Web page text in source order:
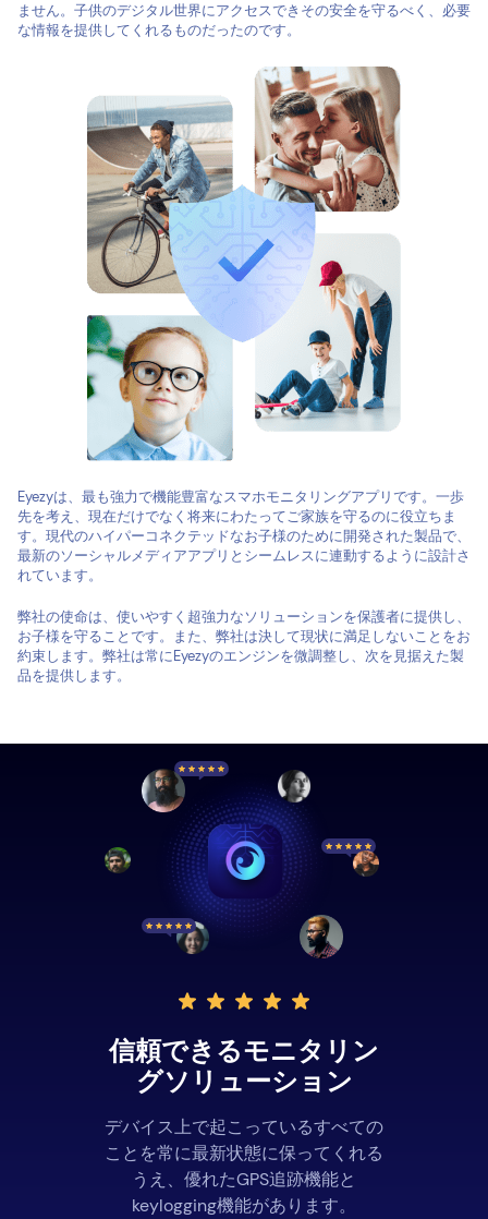
ません。子供のデジタル世界にアクセスできその安全を守るべく、必要
な情報を提供してくれるものだったのです。
Eyezyは、最も強力で機能豊富なスマホモニタリングアプリです。一歩
先を考え、現在だけでなく将来にわたってご家族を守るのに役立ちま
す。現代のハイパーコネクテッドなお子様のために開発された製品で、
最新のソーシャルメディアアプリとシームレスに連動するように設計さ
れています。
弊社の使命は、使いやすく超強力なソリューションを保護者に提供し、
お子様を守ることです。また、弊社は決して現状に満足しないことをお
約束します。弊社は常にEyezyのエンジンを微調整し、次を見据えた製
品を提供します。
信頼できるモニタリン
グソリューション
デバイス上で起こっているすべての
ことを常に最新状態に保ってくれる
うえ、優れたGPS追跡機能と
keylogging機能があります。